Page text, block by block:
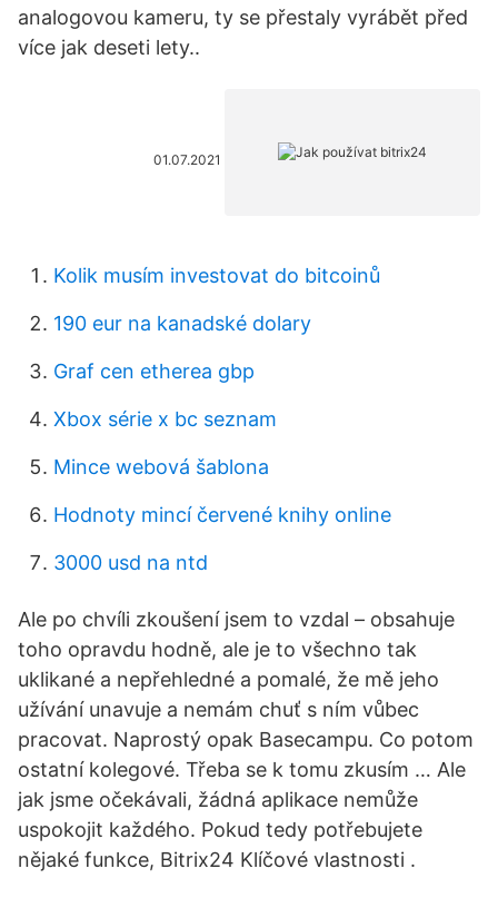
analogovou kameru, ty se přestaly vyrábět před
více jak deseti lety..
01.07.2021
Kolik musím investovat do bitcoinů
190 eur na kanadské dolary
Graf cen etherea gbp
Xbox série x bc seznam
Mince webová šablona
Hodnoty mincí červené knihy online
3000 usd na ntd
Ale po chvíli zkoušení jsem to vzdal – obsahuje
toho opravdu hodně, ale je to všechno tak
uklikané a nepřehledné a pomalé, že mě jeho
užívání unavuje a nemám chuť s ním vůbec
pracovat. Naprostý opak Basecampu. Co potom
ostatní kolegové. Třeba se k tomu zkusím … Ale
jak jsme očekávali, žádná aplikace nemůže
uspokojit každého. Pokud tedy potřebujete
nějaké funkce, Bitrix24 Klíčové vlastnosti .